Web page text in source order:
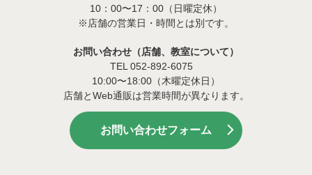
10：00〜17：00（日曜定休）
※店舗の営業日・時間とは別です。
お問い合わせ（店舗、教室について）
TEL 052-892-6075
10:00〜18:00（木曜定休日）
店舗とWeb通販は営業時間が異なります。
お問い合わせフォーム